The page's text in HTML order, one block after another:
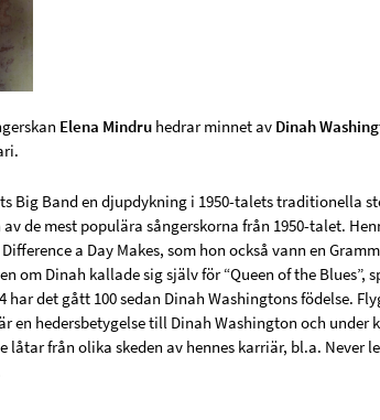
Elena Mindru hedrar minnet av Dinah
Big Band en djupdykning i 1950-talets traditionella
de mest populära sångerskorna från 1950-talet.
a Day Makes, som hon också vann en
om Dinah kallade sig själv för “Queen of the Blues”,
har det gått 100 sedan Dinah Washingtons födelse.
en hedersbetygelse till Dinah Washington och under
låtar från olika skeden av hennes karriär, bl.a. Never